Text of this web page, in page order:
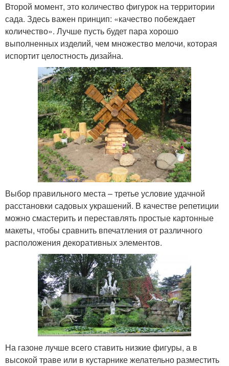
Второй момент, это количество фигурок на территории
сада. Здесь важен принцип: «качество побеждает
количество». Лучше пусть будет пара хорошо
выполненных изделий, чем множество мелочи, которая
испортит целостность дизайна.
Выбор правильного места – третье условие удачной
расстановки садовых украшений. В качестве репетиции
можно смастерить и переставлять простые картонные
макеты, чтобы сравнить впечатления от различного
расположения декоративных элементов.
На газоне лучше всего ставить низкие фигуры, а в
высокой траве или в кустарнике желательно разместить